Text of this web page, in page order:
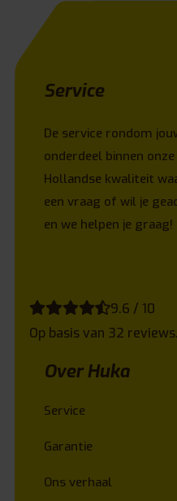
Service
De service rondom
onderdeel binnen
Hollandse kwaliteit
een vraag of wil je
en we helpen je graag!
9.6 / 10
Op basis van 32 reviews.
Over Huka
Service
Garantie
Ons verhaal